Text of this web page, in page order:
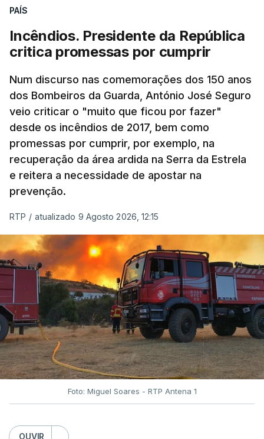
PAÍS
Incêndios. Presidente da República
critica promessas por cumprir
Num discurso nas comemorações dos 150 anos
dos Bombeiros da Guarda, António José Seguro
veio criticar o "muito que ficou por fazer"
desde os incêndios de 2017, bem como
promessas por cumprir, por exemplo, na
recuperação da área ardida na Serra da Estrela
e reitera a necessidade de apostar na
prevenção.
RTP / atualizado 9 Agosto 2026, 12:15
Foto: Miguel Soares - RTP Antena 1
OUVIR